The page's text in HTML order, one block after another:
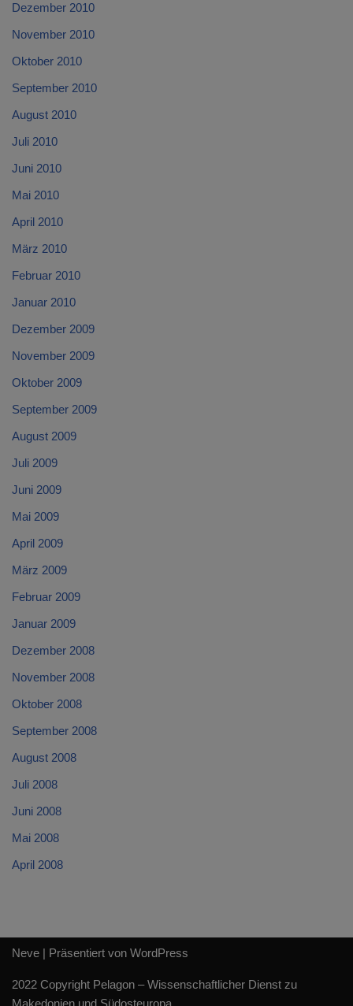
Dezember 2010
November 2010
Oktober 2010
September 2010
August 2010
Juli 2010
Juni 2010
Mai 2010
April 2010
März 2010
Februar 2010
Januar 2010
Dezember 2009
November 2009
Oktober 2009
September 2009
August 2009
Juli 2009
Juni 2009
Mai 2009
April 2009
März 2009
Februar 2009
Januar 2009
Dezember 2008
November 2008
Oktober 2008
September 2008
August 2008
Juli 2008
Juni 2008
Mai 2008
April 2008
Neve | Präsentiert von WordPress
2022 Copyright Pelagon – Wissenschaftlicher Dienst zu